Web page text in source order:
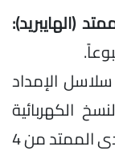
الإمداد
الكهربائية
الأخرى من 5 إلى 7 أسابيع، ونسخ المدى الممتد من 4